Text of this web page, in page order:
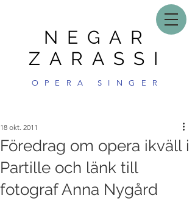
NEGAR
ZARASSI
OPERA SINGER
Föredrag om opera ikväll i
Partille och länk till
fotograf Anna Nygård
18 okt. 2011